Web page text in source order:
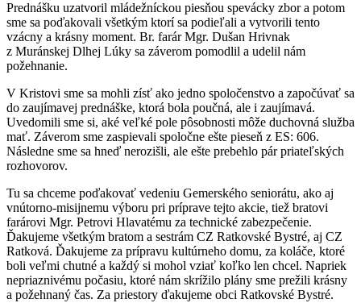
Prednášku uzatvoril mládežníckou piesňou spevácky zbor a potom
sme sa poďakovali všetkým ktorí sa podieľali a vytvorili tento
vzácny a krásny moment. Br. farár Mgr. Dušan Hrivnak
z Muránskej Dlhej Lúky sa záverom pomodlil a udelil nám
požehnanie.
V Kristovi sme sa mohli zísť ako jedno spoločenstvo a započúvať sa
do zaujímavej prednáške, ktorá bola poučná, ale i zaujímavá.
Uvedomili sme si, aké veľké pole pôsobnosti môže duchovná služba
mať. Záverom sme zaspievali spoločne ešte pieseň z ES: 606.
Následne sme sa hneď nerozišli, ale ešte prebehlo pár priateľských
rozhovorov.
Tu sa chceme poďakovať vedeniu Gemerského seniorátu, ako aj
vnútorno-misijnemu výboru pri príprave tejto akcie, tiež bratovi
farárovi Mgr. Petrovi Hlavatému za technické zabezpečenie.
Ďakujeme všetkým bratom a sestrám CZ Ratkovské Bystré, aj CZ
Ratková. Ďakujeme za prípravu kultúrneho domu, za koláče, ktoré
boli veľmi chutné a každý si mohol vziať koľko len chcel. Napriek
nepriaznivému počasiu, ktoré nám skrížilo plány sme prežili krásny
a požehnaný čas. Za priestory ďakujeme obci Ratkovské Bystré.